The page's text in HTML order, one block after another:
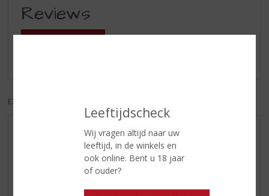
Leeftijdscheck
Wij vragen altijd naar uw
leeftijd, in de winkels en
ook online. Bent u 18 jaar
of ouder?
Reviews
Schrijf een review
EXCL. BTW
AANBIEDINGEN
NIEUWE BIEREN
NIEUWE WHISKY
NIEUW OVERIG